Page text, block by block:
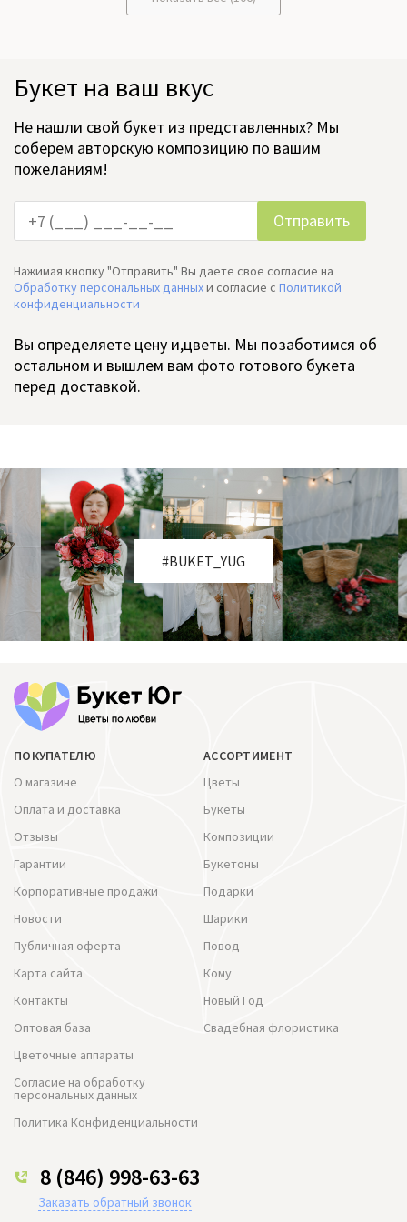
Букет на ваш вкус
Не нашли свой букет из представленных? Мы
соберем авторскую композицию по вашим
пожеланиям!
Нажимая кнопку "Отправить" Вы даете свое согласие на
Обработку персональных данныхи согласие c Политикой
конфиденциальности
Вы определяете цену и,цветы. Мы позаботимся об
остальном и вышлем вам фото готового букета
перед доставкой.
#BUKET_YUG
ПОКУПАТЕЛЮ
О магазине
Оплата и доставка
Отзывы
Гарантии
Корпоративные продажи
Новости
Публичная оферта
Карта сайта
Контакты
Оптовая база
Цветочные аппараты
Согласие на обработку
персональных данных
Политика Конфиденциальности
АССОРТИМЕНТ
Цветы
Букеты
Композиции
Букетоны
Подарки
Шарики
Повод
Кому
Новый Год
Свадебная флористика
8 (846) 998-63-63
Заказать обратный звонок